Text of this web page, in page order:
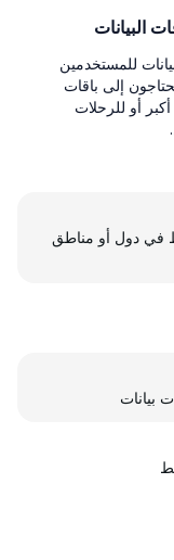
البيانات
للمستخدمين
إلى باقات
أو للرحلات
في دول أو مناطق
بيانات